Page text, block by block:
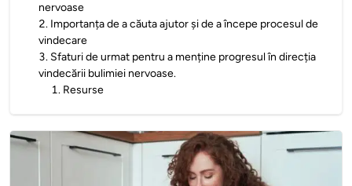
nervoase
2. Importanța de a căuta ajutor și de a începe procesul de
vindecare
3. Sfaturi de urmat pentru a menține progresul în direcția
vindecării bulimiei nervoase.
1. Resurse